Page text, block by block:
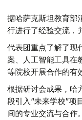
据哈萨克斯坦教育部
行进行了经验交流，
代表团重点了解了现
案、人工智能工具在
等院校开展合作的有
根据研讨会成果，哈
段引入“未来学校”项
间的专业交流与合作。